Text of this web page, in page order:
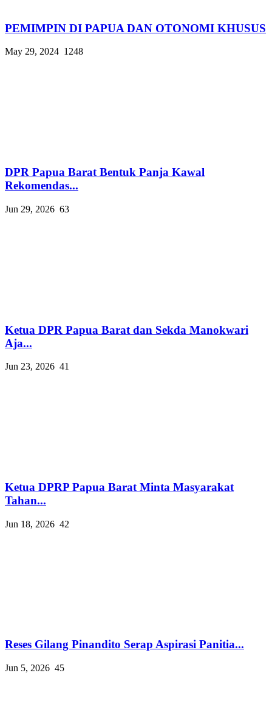
PEMIMPIN DI PAPUA DAN OTONOMI KHUSUS
May 29, 2024 1248
DPR Papua Barat Bentuk Panja Kawal
Rekomendas...
Jun 29, 2026 63
Ketua DPR Papua Barat dan Sekda Manokwari
Aja...
Jun 23, 2026 41
Ketua DPRP Papua Barat Minta Masyarakat
Tahan...
Jun 18, 2026 42
Reses Gilang Pinandito Serap Aspirasi Panitia...
Jun 5, 2026 45